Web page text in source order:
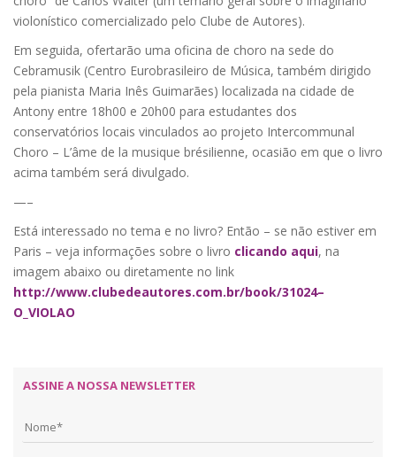
violonístico comercializado pelo Clube de Autores).
Em seguida, ofertarão uma oficina de choro na sede do
Cebramusik (Centro Eurobrasileiro de Música, também dirigido
pela pianista Maria Inês Guimarães) localizada na cidade de
Antony entre 18h00 e 20h00 para estudantes dos
conservatórios locais vinculados ao projeto Intercommunal
Choro – L’âme de la musique brésilienne, ocasião em que o livro
acima também será divulgado.
—–
Está interessado no tema e no livro? Então – se não estiver em
Paris – veja informações sobre o livro clicando aqui, na
imagem abaixo ou diretamente no link
http://www.clubedeautores.com.br/book/31024–
O_VIOLAO
ASSINE A NOSSA NEWSLETTER